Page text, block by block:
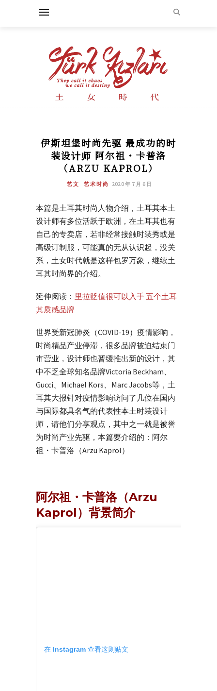
伊斯坦堡时尚先驱 最成功的时
装设计师 阿尔祖・卡普洛
（ARZU KAPROL）
艺文 艺术时尚 2020 年 7 月 6 日
本篇是土耳其时尚人物介绍，土耳其本土
设计师有多位活跃于欧洲，在土耳其也有
自己的专卖店，若非经常接触时装秀或是
高级订制服，可能真的无从认识起，没关
系，土女时代就是这样包罗万象，继续土
耳其时尚界的介绍。
延伸阅读： 里拉贬值很可以入手 五个土耳
其质感品牌
世界受新冠肺炎（COVID-19）疫情影响，
时尚精品产业停滞，很多品牌被迫结束门
市营业，设计师也暂缓推出新的设计，其
中不乏全球知名品牌Victoria Beckham、
Gucci、Michael Kors、Marc Jacobs等，土
耳其大报针对疫情影响访问了几位在国内
与国际都具名气的代表性本土时装设计
师，请他们分享观点，其中之一就是被誉
为时尚产业先驱，本篇要介绍的：阿尔
祖・卡普洛（Arzu Kaprol）
阿尔祖・卡普洛（Arzu
Kaprol）背景简介
在 Instagram 查看这则贴文